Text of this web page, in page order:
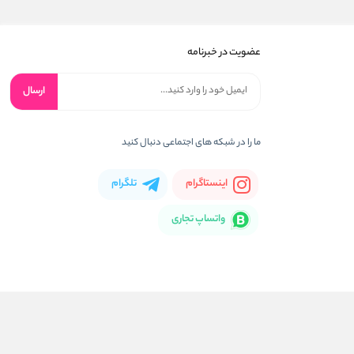
عضویت در خبرنامه
ارسال
ما را در شبکه های اجتماعی دنبال کنید
اینستاگرام تلگرام
واتساپ تجاری